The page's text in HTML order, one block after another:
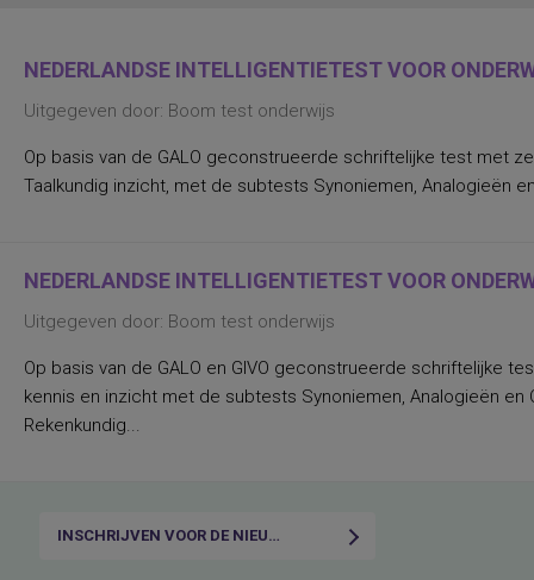
NEDERLANDSE INTELLIGENTIETEST VOOR
Uitgegeven door: Boom test onderwijs
Op basis van de GALO geconstrueerde schriftelijke test met
Taalkundig inzicht, met de subtests Synoniemen, Analogieën
NEDERLANDSE INTELLIGENTIETEST VOOR
Uitgegeven door: Boom test onderwijs
Op basis van de GALO en GIVO geconstrueerde schriftelijke
kennis en inzicht met de subtests Synoniemen, Analogieën
Rekenkundig...
INSCHRIJVEN VOOR DE NIEUWSBRIEF